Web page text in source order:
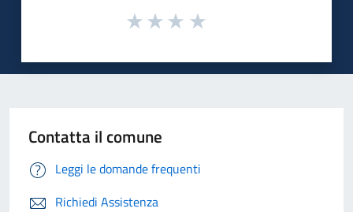
Contatta il comune
Leggi le domande frequenti
Richiedi Assistenza